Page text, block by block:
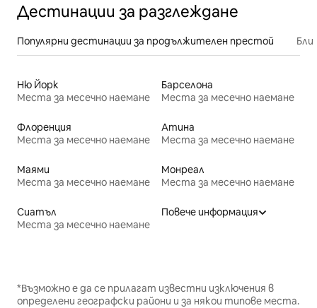
Дестинации за разглеждане
Популярни дестинации за продължителен престой
Ню Йорк
Места за месечно наемане
Барселона
Места за месечно наемане
Флоренция
Места за месечно наемане
Атина
Места за месечно наемане
Маями
Места за месечно наемане
Монреал
Места за месечно наемане
Сиатъл
Места за месечно наемане
Повече информация
*Възможно е да се прилагат известни изключения в
определени географски райони и за някои типове места.